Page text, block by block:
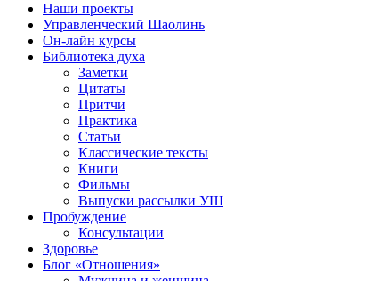
Наши проекты
Управленческий Шаолинь
Он-лайн курсы
Библиотека духа
Заметки
Цитаты
Притчи
Практика
Статьи
Классические тексты
Книги
Фильмы
Выпуски рассылки УШ
Пробуждение
Консультации
Здоровье
Блог «Отношения»